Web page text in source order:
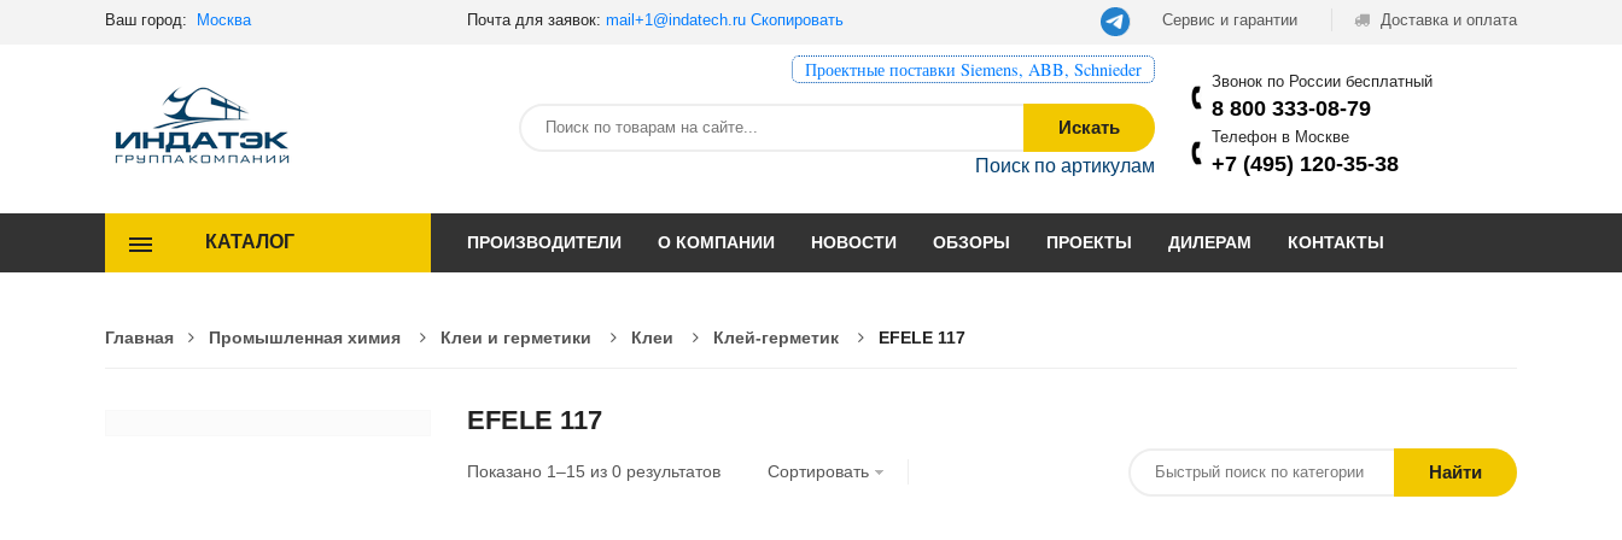
Ваш город: Москва Почта для заявок: mail+1@indatech.ru Скопировать Сервис и гарантии Доставка и оплата
Проектные поставки Siemens, ABB, Schnieder
Искать
Поиск по артикулам
Звонок по России бесплатный
8 800 333-08-79
Телефон в Москве
+7 (495) 120-35-38
КАТАЛОГ ПРОИЗВОДИТЕЛИ О КОМПАНИИ НОВОСТИ ОБЗОРЫ ПРОЕКТЫ ДИЛЕРАМ КОНТАКТЫ
Главная Промышленная химия Клеи и герметики Клеи Клей-герметик EFELE 117
EFELE 117
Показано 1–15 из 0 результатов Сортировать Найти